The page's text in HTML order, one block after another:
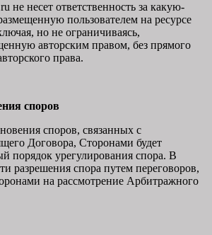
не несет ответственность за какую-
пользователем на ресурсе
но не ограничиваясь,
авторским правом, без прямого
права.
споров
споров, связанных с
Договора, Сторонами будет
порядок урегулирования спора. В
разрешения спора путем переговоров,
на рассмотрение Арбитражного